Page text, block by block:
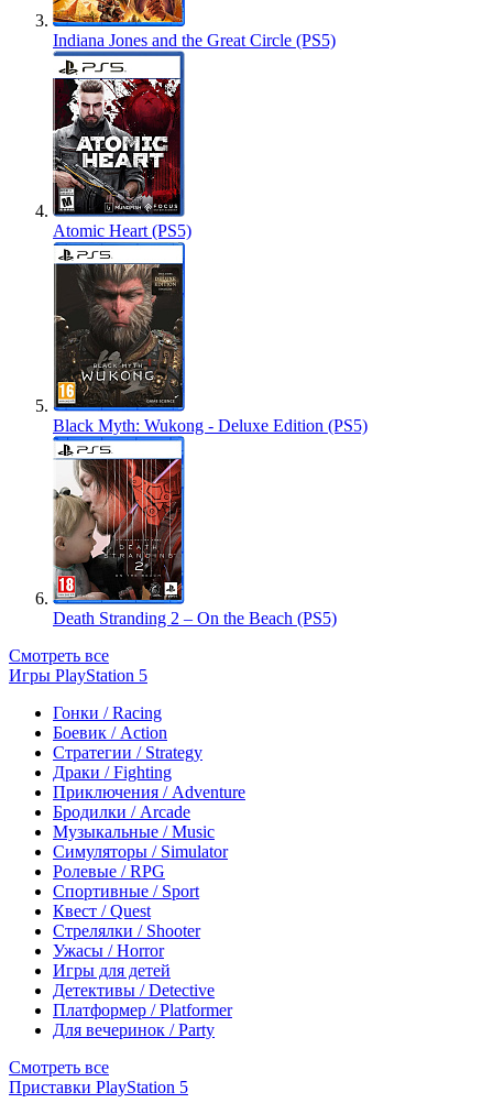
Indiana Jones and the Great Circle (PS5)
Atomic Heart (PS5)
Black Myth: Wukong - Deluxe Edition (PS5)
Death Stranding 2 – On the Beach (PS5)
Смотреть все
Игры PlayStation 5
Гонки / Racing
Боевик / Action
Стратегии / Strategy
Драки / Fighting
Приключения / Adventure
Бродилки / Arcade
Музыкальные / Music
Симуляторы / Simulator
Ролевые / RPG
Спортивные / Sport
Квест / Quest
Стрелялки / Shooter
Ужасы / Horror
Игры для детей
Детективы / Detective
Платформер / Platformer
Для вечеринок / Party
Смотреть все
Приставки PlayStation 5